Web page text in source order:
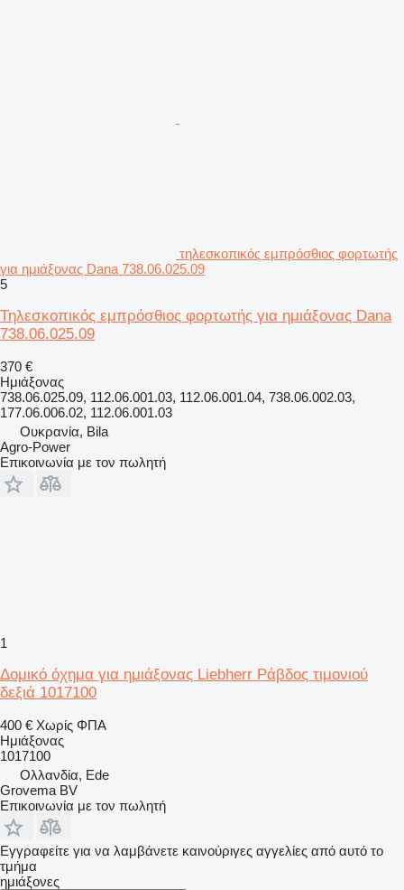
τηλεσκοπικός εμπρόσθιος φορτωτής
για ημιάξονας Dana 738.06.025.09
5
Τηλεσκοπικός εμπρόσθιος φορτωτής για ημιάξονας Dana
738.06.025.09
370 €
Ημιάξονας
738.06.025.09, 112.06.001.03, 112.06.001.04, 738.06.002.03,
177.06.006.02, 112.06.001.03
Ουκρανία, Bila
Agro-Power
Επικοινωνία με τον πωλητή
1
Δομικό όχημα για ημιάξονας Liebherr Ράβδος τιμονιού
δεξιά 1017100
400 € Χωρίς ΦΠΑ
Ημιάξονας
1017100
Ολλανδία, Ede
Grovema BV
Επικοινωνία με τον πωλητή
Εγγραφείτε για να λαμβάνετε καινούριγες αγγελίες από αυτό το
τμήμα
ημιάξονες